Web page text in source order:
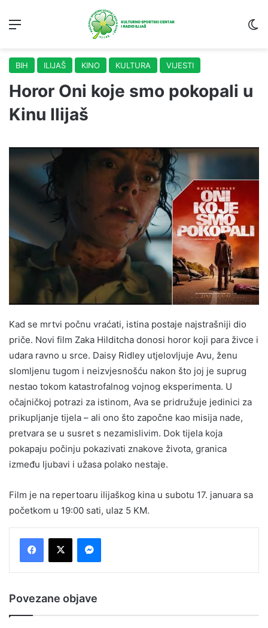
BIH ILIJAŠ KINO KULTURA VIJESTI
Horor Oni koje smo pokopali u
Kinu Ilijaš
Kad se mrtvi počnu vraćati, istina postaje najstrašniji dio
priče. Novi film Zaka Hilditcha donosi horor koji para živce i
udara ravno u srce. Daisy Ridley utjelovljuje Avu, ženu
slomljenu tugom i neizvjesnošću nakon što joj je suprug
nestao tokom katastrofalnog vojnog eksperimenta. U
očajničkoj potrazi za istinom, Ava se pridružuje jedinici za
prikupljanje tijela – ali ono što započne kao misija nade,
pretvara se u susret s nezamislivim. Dok tijela koja
pokapaju počinju pokazivati znakove života, granica
između ljubavi i užasa polako nestaje.
Film je na repertoaru ilijaškog kina u subotu 17. januara sa
početkom u 19:00 sati, ulaz 5 KM.
Povezane objave